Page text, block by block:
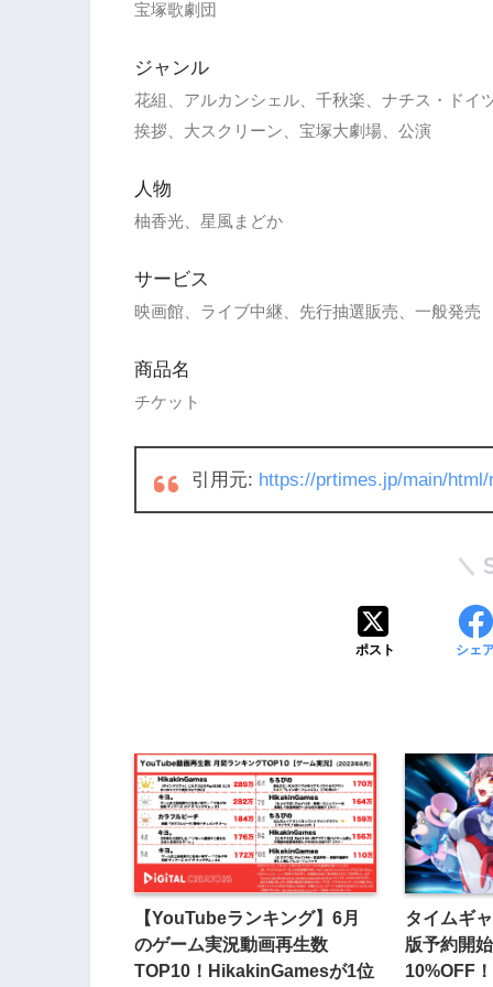
宝塚歌劇団
ジャンル
花組、アルカンシェル、千秋楽、ナチス・ドイ
挨拶、大スクリーン、宝塚大劇場、公演
人物
柚香光、星風まどか
サービス
映画館、ライブ中継、先行抽選販売、一般発売
商品名
チケット
引用元: https://prtimes.jp/main/
ポスト シェ
【YouTubeランキング】6月
のゲーム実況動画再生数
TOP10！HikakinGamesが1位
タイムギ
版予約開
10%OFF！